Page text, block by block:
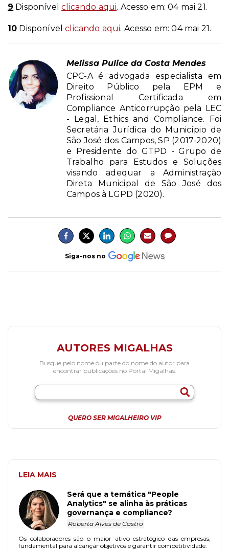
9 Disponívelclicando aqui. Acesso em: 04 mai 21.
10 Disponívelclicando aqui. Acesso em: 04 mai 21.
Melissa Pulice da Costa Mendes
CPC-A é advogada especialista em
Direito Público pela EPM e
Profissional Certificada em
Compliance Anticorrupção pela LEC
- Legal, Ethics and Compliance. Foi
Secretária Jurídica do Município de
São José dos Campos, SP (2017-2020)
e Presidente do GTPD - Grupo de
Trabalho para Estudos e Soluções
visando adequar a Administração
Direta Municipal de São José dos
Campos à LGPD (2020).
Siga-nos no
AUTORES MIGALHAS
Busque pelo nome ou parte do nome do autor para
encontrar publicações no Portal Migalhas.
QUERO SER MIGALHEIRO VIP
LEIA MAIS
Será que a temática "People
Analytics" se alinha às práticas
governança e compliance?
Roberta Alves de Castro
Os colaboradores são o maior ativo estratégico das empresas,
fundamental para alcançar objetivos e garantir competitividade.